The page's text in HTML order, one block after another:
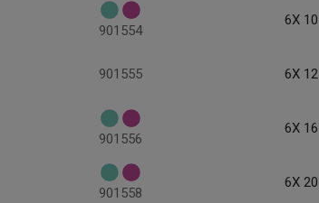
901554
6X 10
901555 6X 12
901556
6X 16
901558
6X 20